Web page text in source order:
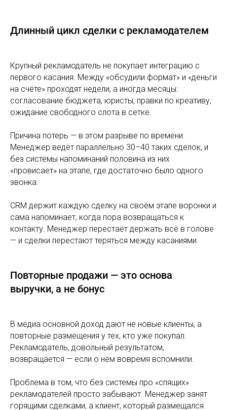
Длинный цикл сделки с рекламодателем
Крупный рекламодатель не покупает интеграцию с
первого касания. Между «обсудили формат» и «деньги
на счёте» проходят недели, а иногда месяцы:
согласование бюджета, юристы, правки по креативу,
ожидание свободного слота в сетке.
Причина потерь — в этом разрыве по времени.
Менеджер ведёт параллельно 30–40 таких сделок, и
без системы напоминаний половина из них
«провисает» на этапе, где достаточно было одного
звонка.
CRM держит каждую сделку на своём этапе воронки и
сама напоминает, когда пора возвращаться к
контакту. Менеджер перестаёт держать всё в голове
— и сделки перестают теряться между касаниями.
Повторные продажи — это основа
выручки, а не бонус
В медиа основной доход дают не новые клиенты, а
повторные размещения у тех, кто уже покупал.
Рекламодатель, довольный результатом,
возвращается — если о нём вовремя вспомнили.
Проблема в том, что без системы про «спящих»
рекламодателей просто забывают. Менеджер занят
горящими сделками, а клиент, который размещался